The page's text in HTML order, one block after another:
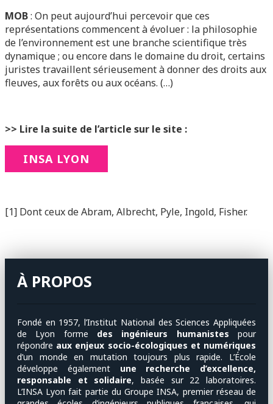
MOB: On peut aujourd’hui percevoir que ces
représentations commencent à évoluer : la philosophie
de l’environnement est une branche scientifique très
dynamique ; ou encore dans le domaine du droit, certains
juristes travaillent sérieusement à donner des droits aux
fleuves, aux forêts ou aux océans. (…)
>> Lire la suite de l’article sur le site :
INSA LYON
[1] Dont ceux de Abram, Albrecht, Pyle, Ingold, Fisher.
À PROPOS
Fondé en 1957, l’Institut National des Sciences Appliquées
de Lyon forme des ingénieurs humanistes pour
répondre aux enjeux socio-écologiques et numériques
d’un monde en mutation toujours plus rapide. L’École
développe également une recherche d’excellence,
responsable et solidaire, basée sur 22 laboratoires.
L’INSA Lyon fait partie du Groupe INSA, premier réseau de